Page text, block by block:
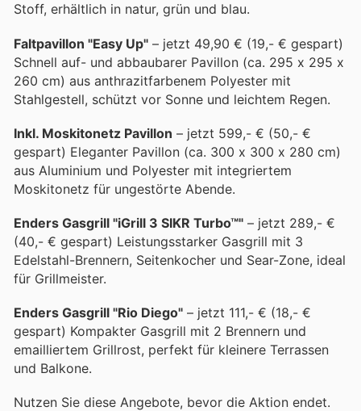
Stoff, erhältlich in natur, grün und blau.
Faltpavillon "Easy Up" – jetzt 49,90 € (19,- € gespart)
Schnell auf- und abbaubarer Pavillon (ca. 295 x 295 x
260 cm) aus anthrazitfarbenem Polyester mit
Stahlgestell, schützt vor Sonne und leichtem Regen.
Inkl. Moskitonetz Pavillon – jetzt 599,- € (50,- €
gespart) Eleganter Pavillon (ca. 300 x 300 x 280 cm)
aus Aluminium und Polyester mit integriertem
Moskitonetz für ungestörte Abende.
Enders Gasgrill "iGrill 3 SIKR Turbo™" – jetzt 289,- €
(40,- € gespart) Leistungsstarker Gasgrill mit 3
Edelstahl-Brennern, Seitenkocher und Sear-Zone, ideal
für Grillmeister.
Enders Gasgrill "Rio Diego" – jetzt 111,- € (18,- €
gespart) Kompakter Gasgrill mit 2 Brennern und
emailliertem Grillrost, perfekt für kleinere Terrassen
und Balkone.
Nutzen Sie diese Angebote, bevor die Aktion endet.